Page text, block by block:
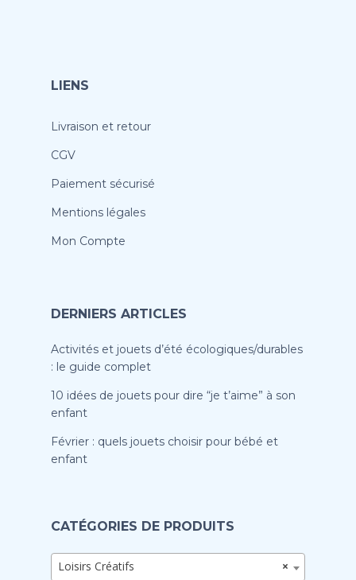
LIENS
Livraison et retour
CGV
Paiement sécurisé
Mentions légales
Mon Compte
DERNIERS ARTICLES
Activités et jouets d’été écologiques/durables
: le guide complet
10 idées de jouets pour dire “je t’aime” à son
enfant
Février : quels jouets choisir pour bébé et
enfant
CATÉGORIES DE PRODUITS
×
Loisirs Créatifs